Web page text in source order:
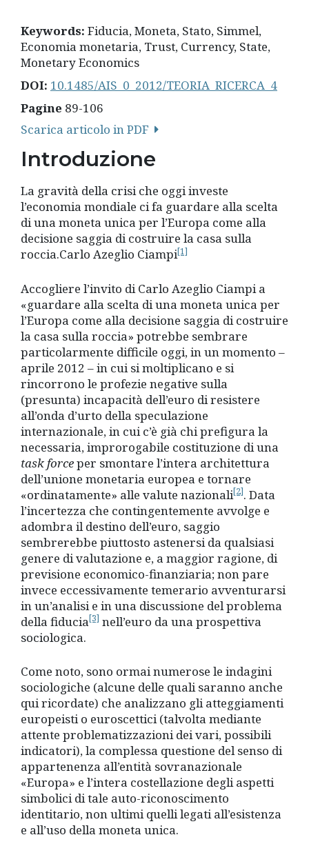
Keywords: Fiducia, Moneta, Stato, Simmel,
Economia monetaria, Trust, Currency, State,
Monetary Economics
DOI: 10.1485/AIS_0_2012/TEORIA_RICERCA_4
Pagine 89-106
Scarica articolo in PDF
Introduzione
La gravità della crisi che oggi investe
l’economia mondiale ci fa guardare alla scelta
di una moneta unica per l’Europa come alla
decisione saggia di costruire la casa sulla
roccia.Carlo Azeglio Ciampi[1]
Accogliere l’invito di Carlo Azeglio Ciampi a
«guardare alla scelta di una moneta unica per
l’Europa come alla decisione saggia di costruire
la casa sulla roccia» potrebbe sembrare
particolarmente difficile oggi, in un momento –
aprile 2012 – in cui si moltiplicano e si
rincorrono le profezie negative sulla
(presunta) incapacità dell’euro di resistere
all’onda d’urto della speculazione
internazionale, in cui c’è già chi prefigura la
necessaria, improrogabile costituzione di una
task forceper smontare l’intera architettura
dell’unione monetaria europea e tornare
«ordinatamente» alle valute nazionali[2]. Data
l’incertezza che contingentemente avvolge e
adombra il destino dell’euro, saggio
sembrerebbe piuttosto astenersi da qualsiasi
genere di valutazione e, a maggior ragione, di
previsione economico-finanziaria; non pare
invece eccessivamente temerario avventurarsi
in un’analisi e in una discussione del problema
della fiducia[3] nell’euro da una prospettiva
sociologica.
Come noto, sono ormai numerose le indagini
sociologiche (alcune delle quali saranno anche
qui ricordate) che analizzano gli atteggiamenti
europeisti o euroscettici (talvolta mediante
attente problematizzazioni dei vari, possibili
indicatori), la complessa questione del senso di
appartenenza all’entità sovranazionale
«Europa» e l’intera costellazione degli aspetti
simbolici di tale auto-riconoscimento
identitario, non ultimi quelli legati all’esistenza
e all’uso della moneta unica.